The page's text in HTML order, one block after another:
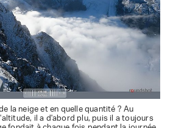
la neige et en quelle quantité ? Au
il a d'abord plu, puis il a toujours